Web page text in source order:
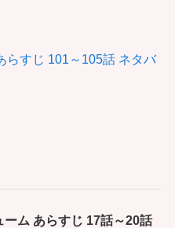
らすじ 101～105話 ネタバ
ーム あらすじ 17話～20話